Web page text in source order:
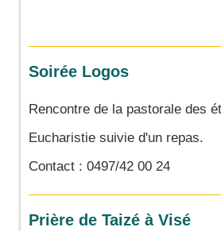
Soirée Logos
Rencontre de la pastorale des
Eucharistie suivie d'un repas.
Contact : 0497/42 00 24
Prière de Taizé à Visé